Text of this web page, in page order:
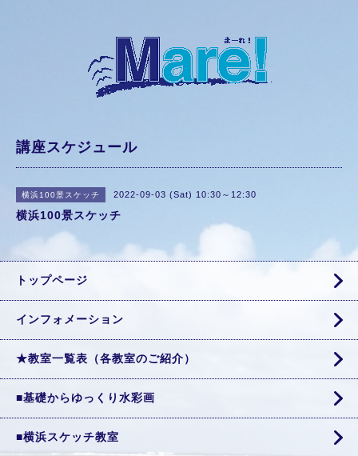
講座スケジュール
横浜100景スケッチ 2022-09-03 (Sat) 10:30～12:30
横浜100景スケッチ
トップページ
インフォメーション
★教室一覧表（各教室のご紹介）
■基礎からゆっくり水彩画
■横浜スケッチ教室